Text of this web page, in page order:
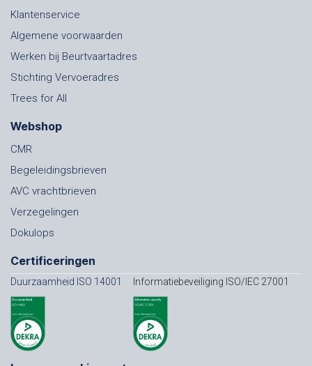
Klantenservice
Algemene voorwaarden
Werken bij Beurtvaartadres
Stichting Vervoeradres
Trees for All
Webshop
CMR
Begeleidingsbrieven
AVC vrachtbrieven
Verzegelingen
Dokulops
Certificeringen
Duurzaamheid ISO 14001 Informatiebeveiliging ISO/IEC 27001